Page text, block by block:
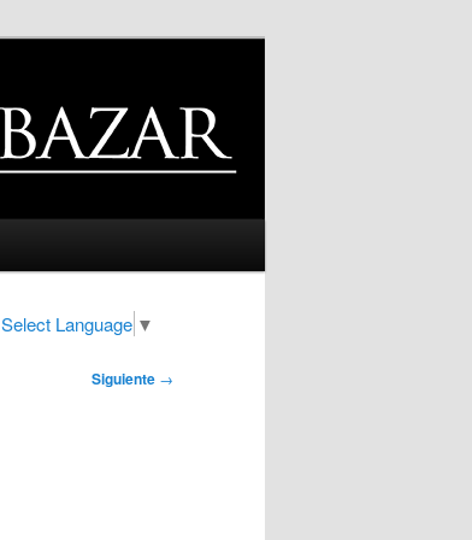
Select Language ▼
Siguiente →